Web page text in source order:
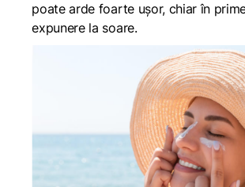
poate arde foarte ușor, chiar în
expunere la soare.